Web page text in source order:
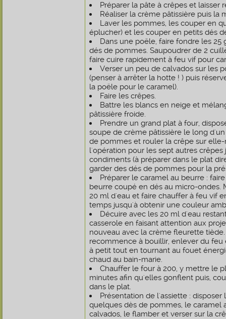
Préparer la pâte à crêpes et laisser
Réaliser la crème pâtissière puis la
Laver les pommes, les couper en
éplucher) et les couper en petits dés
Dans une poële, faire fondre les
dés de pommes. Saupoudrer de 2
faire cuire rapidement à feu vif pour
Verser un peu de calvados sur les
(penser à arrêter la hotte ! ) puis
la poële pour le caramel).
Faire les crêpes.
Battre les blancs en neige et
pâtissière froide.
Prendre un grand plat à four,
soupe de crème pâtissière le long
de pommes et rouler la crêpe sur
l'opération pour les sept autres
condiments (à préparer dans le plat
garder des dés de pommes pour la
Préparer le caramel au beurre :
beurre coupé en dés au micro-ondes.
20 ml d'eau et faire chauffer à feu vif
temps jusqu'à obtenir une couleur
Décuire avec les 20 ml d'eau
casserole en faisant attention aux
nouveau avec la crème fleurette
recommence à bouillir, enlever du
à petit tout en tournant au fouet
chaud au bain-marie.
Chauffer le four à 200, y mettre le
minutes afin qu'elles gonflent puis,
dans le plat.
Présentation de l'assiette :
quelques dès de pommes, le caramel
calvados, le flamber et verser sur la